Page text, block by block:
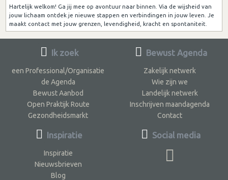
Hartelijk welkom! Ga jij mee op avontuur naar binnen. Via de wijsheid van
jouw lichaam ontdek je nieuwe stappen en verbindingen in jouw leven. Je
maakt contact met jouw grenzen, levendigheid, kracht en spontaniteit.
Ik zoek
een Professional/Organisatie
de Agenda
Bewust Aanbod
Open Praktijk Route
Gezondheidsmarkt
Inspiratie
Inspiratie
Nieuwsbrieven
Blog
Bewust Agenda
Zakelijk netwerk
Wie zijn we
Landelijk netwerk
Inschrijven maandagenda
Contact
Social media